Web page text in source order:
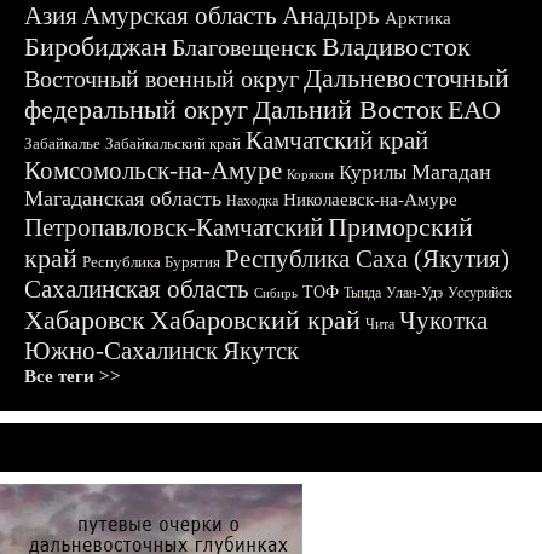
АзияАмурская область Анадырь Арктика
БиробиджанБлаговещенскВладивосток
Восточный военный округДальневосточный
федеральный округДальний ВостокЕАО
Забайкалье Забайкальский край Камчатский край
Комсомольск-на-Амуре Корякия Курилы Магадан
Магаданская область Находка Николаевск-на-Амуре
Петропавловск-КамчатскийПриморский
край Республика Бурятия Республика Саха (Якутия)
Сахалинская область Сибирь ТОФ Тында Улан-Удэ Уссурийск
ХабаровскХабаровский край Чита Чукотка
Южно-СахалинскЯкутск
Все теги >>